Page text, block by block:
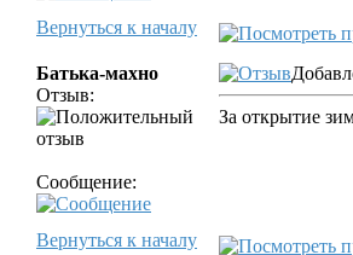
Вернуться к началу
Батька-махно
Отзыв:
Сообщение:
За открытие
Вернуться к началу